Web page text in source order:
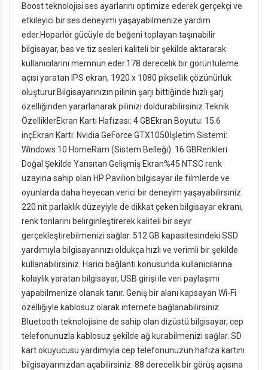
Boost teknolojisi ses ayarlarını optimize ederek gerçekçi ve
etkileyici bir ses deneyimi yaşayabilmenize yardım
eder.Hoparlör gücüyle de beğeni toplayan taşınabilir
bilgisayar, bas ve tiz sesleri kaliteli bir şekilde aktararak
kullanıcılarını memnun eder.178 derecelik bir görüntüleme
açısı yaratan IPS ekran, 1920 x 1080 piksellik çözünürlük
oluşturur.Bilgisayarınızın pilinin şarjı bittiğinde hızlı şarj
özelliğinden yararlanarak pilinizi doldurabilirsiniz.Teknik
ÖzelliklerEkran Kartı Hafızası: 4 GBEkran Boyutu: 15.6
inçEkran Kartı: Nvidia GeForce GTX1050İşletim Sistemi:
Windows 10 HomeRam (Sistem Belleği): 16 GBRenkleri
Doğal Şekilde Yansıtan Gelişmiş Ekran%45 NTSC renk
uzayına sahip olan HP Pavilion bilgisayar ile filmlerde ve
oyunlarda daha heyecan verici bir deneyim yaşayabilirsiniz.
220 nit parlaklık düzeyiyle de dikkat çeken bilgisayar ekranı,
renk tonlarını belirginleştirerek kaliteli bir seyir
gerçekleştirebilmenizi sağlar. 512 GB kapasitesindeki SSD
yardımıyla bilgisayarınızı oldukça hızlı ve verimli bir şekilde
kullanabilirsiniz. Harici bağlantı konusunda kullanıcılarına
kolaylık yaratan bilgisayar, USB girişi ile veri paylaşımı
yapabilmenize olanak tanır. Geniş bir alanı kapsayan Wi-Fi
özelliğiyle kablosuz olarak internete bağlanabilirsiniz.
Bluetooth teknolojisine de sahip olan dizüstü bilgisayar, cep
telefonunuzla kablosuz şekilde ağ kurabilmenizi sağlar. SD
kart okuyucusu yardımıyla cep telefonunuzun hafıza kartını
bilgisayarınızdan açabilirsiniz. 88 derecelik bir görüş açısına